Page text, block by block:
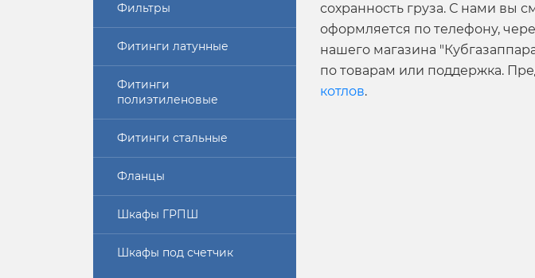
сохранность груза. С нами вы
оформляется по телефону,
нашего магазина
по товарам или поддержка.
котлов.
Фильтры
Фитинги латунные
Фитинги
полиэтиленовые
Фитинги стальные
Фланцы
Шкафы ГРПШ
Шкафы под счетчик